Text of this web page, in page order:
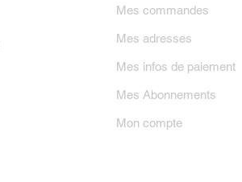
Mes commandes
Mes adresses
Mes infos de paiement
Mes Abonnements
Mon compte